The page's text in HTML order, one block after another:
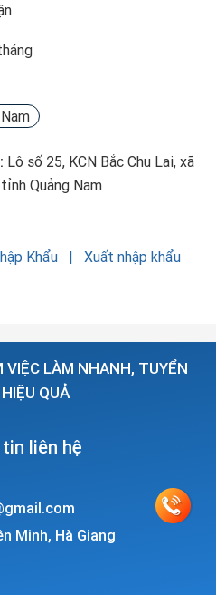
Lô số 25, KCN Bắc Chu Lai, xã
Quảng Nam
Khẩu
Xuất nhập khẩu
LÀM NHANH, TUYỂN
QUẢ
liên hệ
Minh, Hà Giang